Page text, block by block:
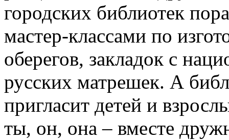
городских библиотек
мастер-классами по
оберегов, закладок с
русских матрешек. А
пригласит детей и
ты, он, она – вместе